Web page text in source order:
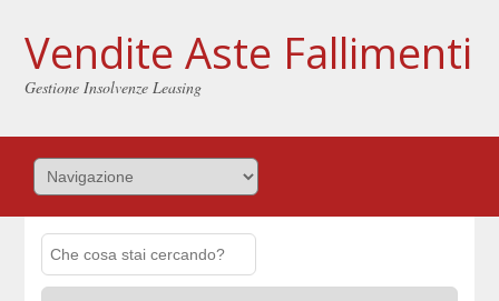
Vendite Aste Fallimenti
Gestione Insolvenze Leasing